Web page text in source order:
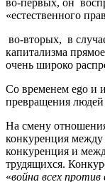
во-первых, он
«естественного
во-вторых, в
капитализма
очень широко
Со временем ego и
превращения людей
На смену
конкуренция между
конкуренция и
трудящихся.
«война всех против